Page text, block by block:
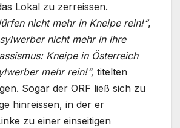
Lokal zu zerreissen.
nicht mehr in Kneipe rein!“,
nicht mehr in ihre
Kneipe in Österreich
mehr rein!“, titelten
Sogar der ORF ließ sich zu
hinreissen, in der er
zu einer einseitigen